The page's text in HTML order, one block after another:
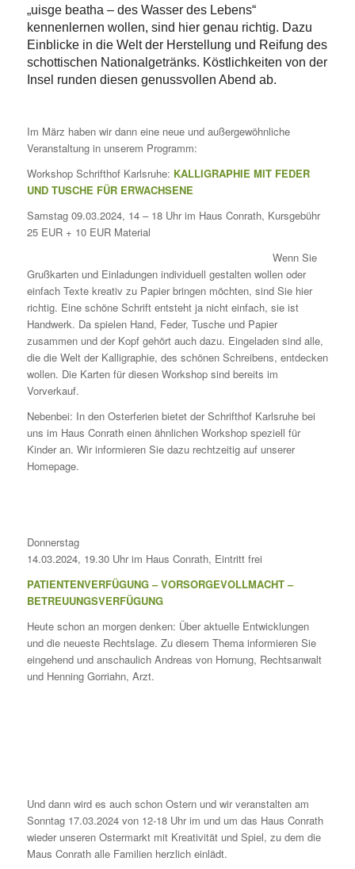
„uisge beatha – des Wasser des Lebens“
kennenlernen wollen, sind hier genau richtig. Dazu
Einblicke in die Welt der Herstellung und Reifung des
schottischen Nationalgetränks. Köstlichkeiten von der
Insel runden diesen genussvollen Abend ab.
Im März haben wir dann eine neue und außergewöhnliche
Veranstaltung in unserem Programm:
Workshop Schrifthof Karlsruhe: KALLIGRAPHIE MIT FEDER
UND TUSCHE FÜR ERWACHSENE
Samstag 09.03.2024, 14 – 18 Uhr im Haus Conrath, Kursgebühr
25 EUR + 10 EUR Material
Wenn Sie
Grußkarten und Einladungen individuell gestalten wollen oder
einfach Texte kreativ zu Papier bringen möchten, sind Sie hier
richtig. Eine schöne Schrift entsteht ja nicht einfach, sie ist
Handwerk. Da spielen Hand, Feder, Tusche und Papier
zusammen und der Kopf gehört auch dazu. Eingeladen sind alle,
die die Welt der Kalligraphie, des schönen Schreibens, entdecken
wollen. Die Karten für diesen Workshop sind bereits im
Vorverkauf.
Nebenbei: In den Osterferien bietet der Schrifthof Karlsruhe bei
uns im Haus Conrath einen ähnlichen Workshop speziell für
Kinder an. Wir informieren Sie dazu rechtzeitig auf unserer
Homepage.
Donnerstag
14.03.2024, 19.30 Uhr im Haus Conrath, Eintritt frei
PATIENTENVERFÜGUNG – VORSORGEVOLLMACHT –
BETREUUNGSVERFÜGUNG
Heute schon an morgen denken: Über aktuelle Entwicklungen
und die neueste Rechtslage. Zu diesem Thema informieren Sie
eingehend und anschaulich Andreas von Hornung, Rechtsanwalt
und Henning Gorriahn, Arzt.
Und dann wird es auch schon Ostern und wir veranstalten am
Sonntag 17.03.2024 von 12-18 Uhr im und um das Haus Conrath
wieder unseren Ostermarkt mit Kreativität und Spiel, zu dem die
Maus Conrath alle Familien herzlich einlädt.